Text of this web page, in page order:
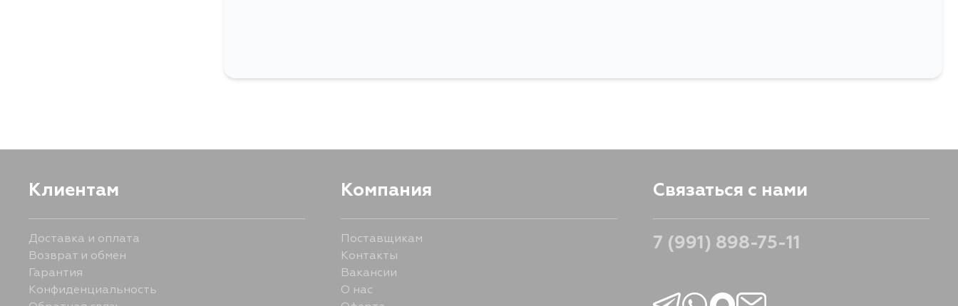
Клиентам
Доставка и оплата
Возврат и обмен
Гарантия
Конфиденциальность
Компания
Поставщикам
Контакты
Вакансии
О нас
Связаться с нами
7 (991) 898-75-11